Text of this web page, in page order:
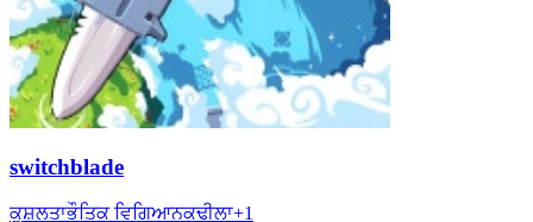
switchblade
ਕੁਸ਼ਲਤਾਭੌਤਿਕ ਵਿਗਿਆਨਕਢੀਲਾ+1